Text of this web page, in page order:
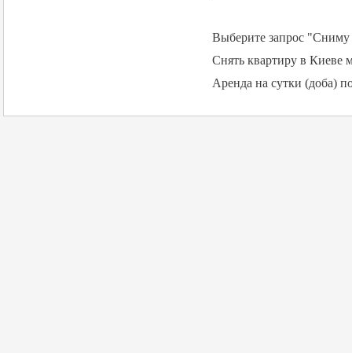
Выберите запрос "Сниму
Снять квартиру в Киеве
Аренда на сутки (доба)